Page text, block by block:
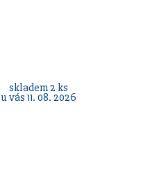
skladem 2 ks
u vás 11. 08. 2026